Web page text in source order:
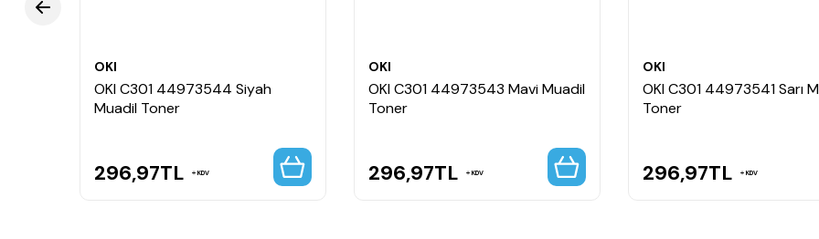
OKI
OKI C301 44973544 Siyah
Muadil Toner
296,97TL KDV
OKI
OKI C301 44973543 Mavi Muadil
Toner
296,97TL KDV
OKI
OKI C301 44973541 Sarı
Toner
296,97TL KDV